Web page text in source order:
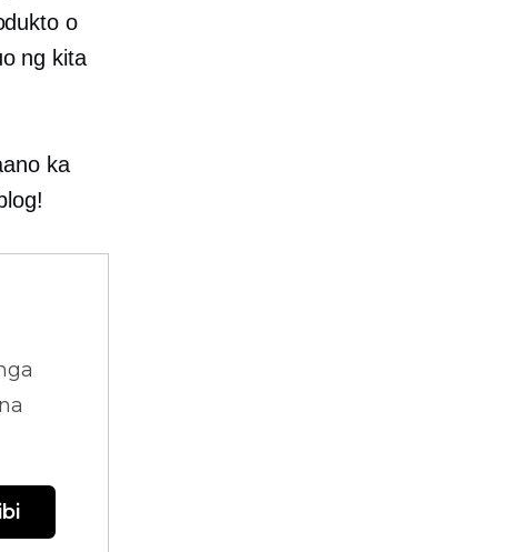
o
ng kita
ka